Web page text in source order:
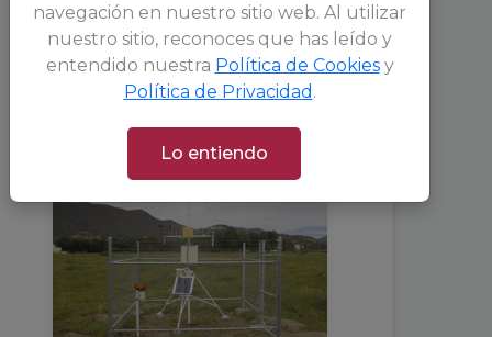
Valles Altos
Las Palmas
Puesta en marcha: 02/10/2005
ACTIVA
navegación en nuestro sitio web. Al utilizar
nuestro sitio, reconoces que has leído y
entendido nuestra Política de Cookiesy
Política de Privacidad .
Lo entiendo